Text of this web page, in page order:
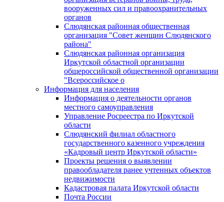
вооруженных сил и правоохранительных
органов
Слюдянская районная общественная
организация "Совет женщин Слюдянского
района"
Слюдянская районная организация
Иркутской областной организации
общероссийской общественной организации
"Всероссийское о
Информация для населения
Информация о деятельности органов
местного самоуправления
Управление Росреестра по Иркутской
области
Слюдянский филиал областного
государственного казенного учреждения
«Кадровый центр Иркутской области»
Проекты решения о выявлении
правообладателя ранее учтенных объектов
недвижимости
Кадастровая палата Иркутской области
Почта России